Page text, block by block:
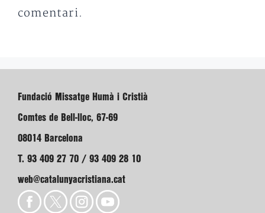
comentari.
Fundació Missatge Humà i Cristià
Comtes de Bell-lloc, 67-69
08014 Barcelona
T. 93 409 27 70 / 93 409 28 10
web@catalunyacristiana.cat